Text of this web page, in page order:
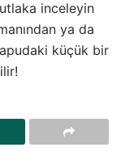
inceleyin
ya da
küçük bir